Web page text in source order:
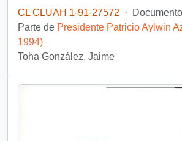
CL CLUAH 1-91-27572
· Documento
Parte de Presidente Patricio Aylwin
1994)
Toha González, Jaime